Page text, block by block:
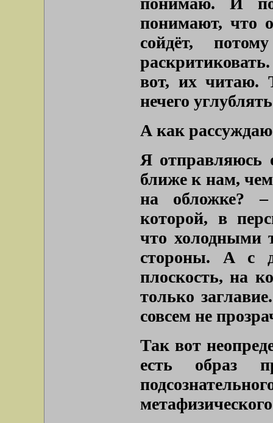
понимают, что
сойдёт,
вот, их читаю.
нечего
А как
Я отправляюсь
ближе к нам,
на обложке? –
которой, в
что холодными
стороны. А с
плоскость, на
только
совсем не
Так вот
есть образ